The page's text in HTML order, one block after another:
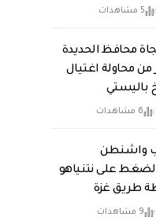
5 مشاهدات
محافظ الحديدة
محاولة اغتيال
باليستي
6 مشاهدات
واشنطن
على نتنياهو
طريق غزة
9 مشاهدات